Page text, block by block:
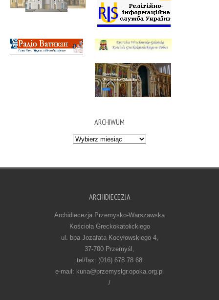
ARCHIWUM
Archiwum
ARCHIDIECEZJA
Archidiecezja Przemysko-Warszawska
Kościoła Greckokatolickiego
ul. bpa Jozafata Kocyłowskiego 4,
37-700 Przemyśl,
tel/fax: (016) 678 78 68
e-mail: kuria@przemyslgr.opoka.org.pl
/